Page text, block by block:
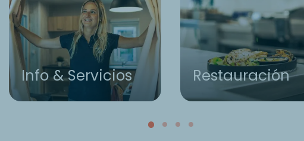
Info & Servicios Restauración